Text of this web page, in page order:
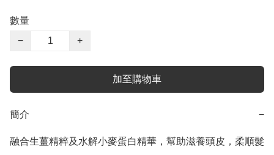
數量
−
+
加至購物車
簡介 −
融合生薑精粹及水解小麥蛋白精華，幫助滋養頭皮，柔順髮